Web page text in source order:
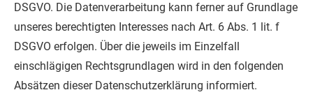
DSGVO. Die Datenverarbeitung kann ferner auf Grundlage
unseres berechtigten Interesses nach Art. 6 Abs. 1 lit. f
DSGVO erfolgen. Über die jeweils im Einzelfall
einschlägigen Rechtsgrundlagen wird in den folgenden
Absätzen dieser Datenschutzerklärung informiert.